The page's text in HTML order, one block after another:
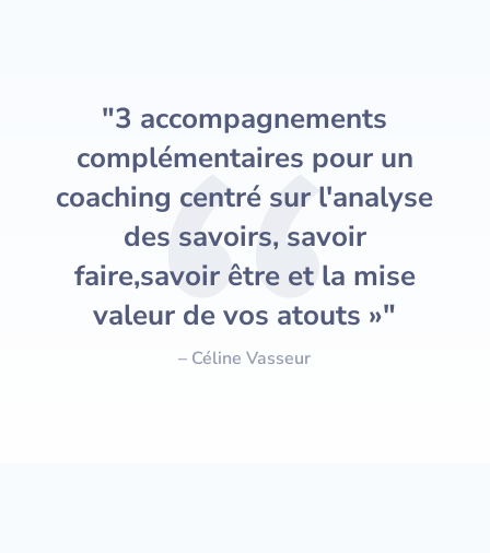
"3 accompagnements
complémentaires pour un
coaching centré sur l'analyse
des savoirs, savoir
faire,savoir être et la mise
valeur de vos atouts »"
– Céline Vasseur